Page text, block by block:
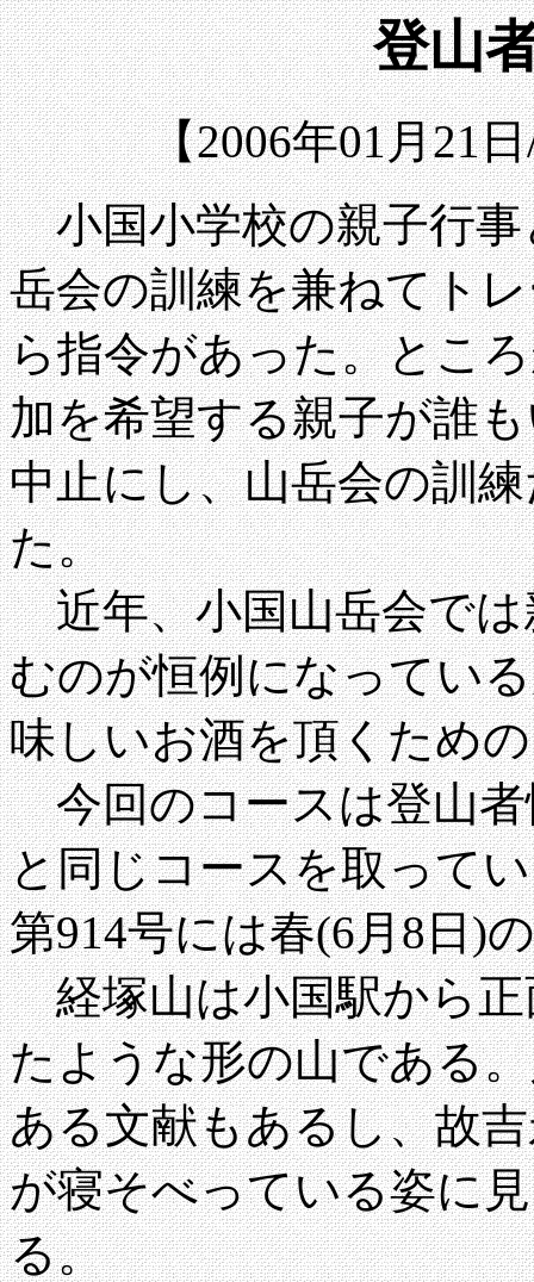
登山
【2006年01月21
小国小学校の親子行事
岳会の訓練を兼ねてト
ら指令があった。とこ
加を希望する親子が誰
中止にし、山岳会の訓
た。
近年、小国山岳会では
むのが恒例になってい
味しいお酒を頂くため
今回のコースは登山者
と同じコースを取って
第914号には春(6月8日)
経塚山は小国駅から正
たような形の山である
ある文献もあるし、故
が寝そべっている姿に
る。